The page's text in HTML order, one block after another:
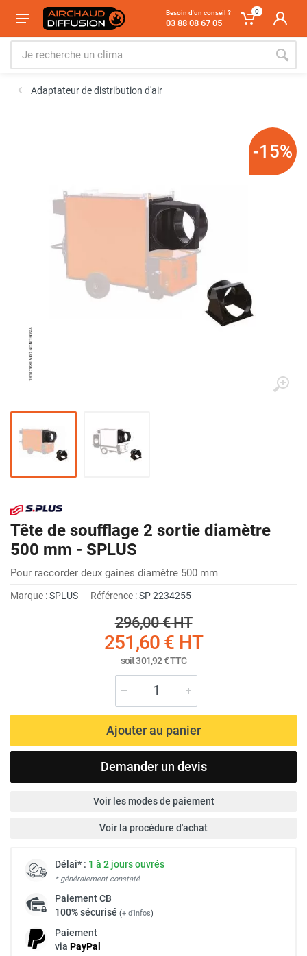
Besoin d'un conseil ?
03 88 08 67 05
0
Adaptateur de distribution d'air
-15%
Tête de soufflage 2 sortie diamètre
500 mm - SPLUS
Pour raccorder deux gaines diamètre 500 mm
Marque :SPLUS Référence :SP 2234255
296,00 €HT
251,60 € HT
soit301,92 €TTC
Ajouter au panier
Demander un devis
Voir les modes de paiement
Voir la procédure d'achat
Délai* : 1 à 2 jours ouvrés
* généralement constaté
PaiementCB
100% sécurisé (+ d'infos)
Paiement
via PayPal